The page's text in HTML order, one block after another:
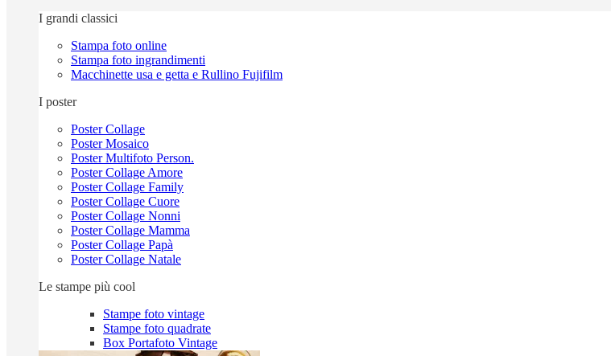
I grandi classici
Stampa foto online
Stampa foto ingrandimenti
Macchinette usa e getta e Rullino Fujifilm
I poster
Poster Collage
Poster Mosaico
Poster Multifoto Person.
Poster Collage Amore
Poster Collage Family
Poster Collage Cuore
Poster Collage Nonni
Poster Collage Mamma
Poster Collage Papà
Poster Collage Natale
Le stampe più cool
Stampe foto vintage
Stampe foto quadrate
Box Portafoto Vintage